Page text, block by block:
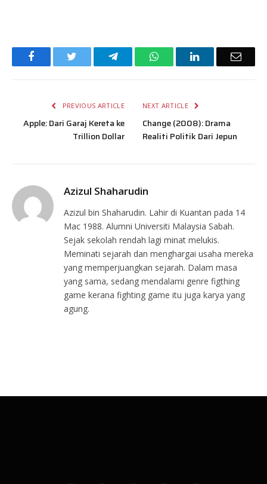
Facebook TelegramWhatsAppLinkedIn Email
PREVIOUS ARTICLE
Apple: Dari Garaj Kereta ke
Trillion Dollar
NEXT ARTICLE
Change (2008): Drama
Realiti Politik Dari Jepun
Azizul Shaharudin
Azizul bin Shaharudin. Lahir di Kuantan pada 14
Mac 1988. Alumni Universiti Malaysia Sabah.
Sejak sekolah rendah lagi minat melukis.
Meminati sejarah dan menghargai usaha mereka
yang memperjuangkan sejarah. Dalam masa
yang sama, sedang mendalami genre figthing
game kerana fighting game itu juga karya yang
agung.